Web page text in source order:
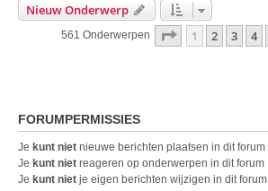
Nieuw Onderwerp
561 Onderwerpen Pagina Van12
1 2 3 4
FORUMPERMISSIES
Je kunt niet nieuwe berichten plaatsen in dit forum
Je kunt niet reageren op onderwerpen in dit forum
Je kunt niet je eigen berichten wijzigen in dit forum